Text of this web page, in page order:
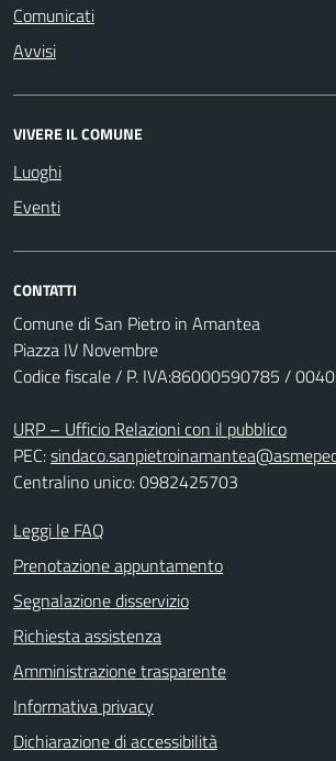
Comunicati
Avvisi
VIVERE IL COMUNE
Luoghi
Eventi
CONTATTI
Comune di San Pietro in Amantea
Piazza IV Novembre
Codice fiscale / P. IVA:86000590785 /
URP – Ufficio Relazioni con il pubblico
PEC:
Centralino unico: 0982425703
Leggi le FAQ
Prenotazione appuntamento
Segnalazione disservizio
Richiesta assistenza
Amministrazione trasparente
Informativa privacy
Dichiarazione di accessibilità